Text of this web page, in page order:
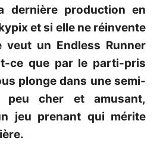
dernière production en
et si elle ne réinvente
veut un Endless Runner
ce que par le parti-pris
plonge dans une semi-
peu cher et amusant,
jeu prenant qui mérite